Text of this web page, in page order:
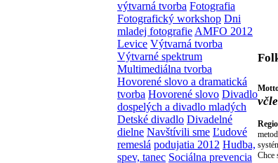
výtvarná tvorba Fotografia
Fotografický workshop Dni
mladej fotografie AMFO 2012
Levice Výtvarná tvorba
Výtvarné spektrum
Multimediálna tvorba
Hovorené slovo a dramatická
tvorba Hovorené slovo Divadlo
dospelých a divadlo mladých
Detské divadlo Divadelné
dielne Navštívili sme Ľudové
remeslá podujatia 2012 Hudba,
spev, tanec Sociálna prevencia
Chce